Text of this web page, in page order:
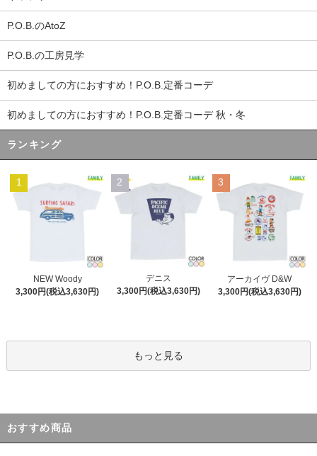
P.O.B.のAtoZ
P.O.B.の工房見学
初めましての方におすすめ！P.O.B.定番コーデ
初めましての方におすすめ！P.O.B.定番コーデ 秋・冬
ランキング
1
NEW Woody
3,300円(税込3,630円)
2
デニス
3,300円(税込3,630円)
3
アーカイヴ D&W
3,300円(税込3,630円)
もっと見る
おすすめ商品